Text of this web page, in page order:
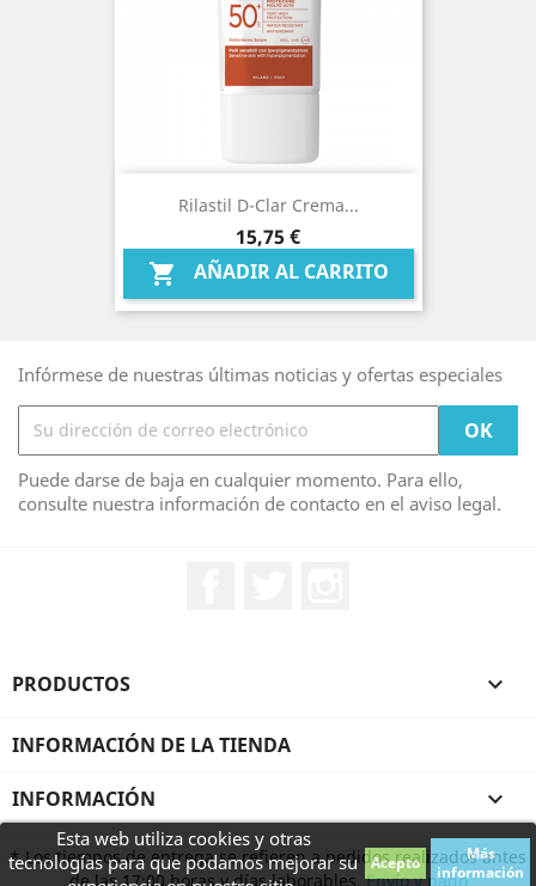
Esta web utiliza cookies y otras
tecnologías para que podamos mejorar su
Acepto
Más
información
Rilastil D-Clar Crema...
Precio
15,75 €
 AÑADIR AL CARRITO
Infórmese de nuestras últimas noticias y ofertas especiales
Puede darse de baja en cualquier momento. Para ello,
consulte nuestra información de contacto en el aviso legal.
PRODUCTOS 
INFORMACIÓN DE LA TIENDA
INFORMACIÓN 
* Los tiempos de entrega se refieren a pedidos realizados antes
de las 17:00 horas y días laborables.Envío y pago